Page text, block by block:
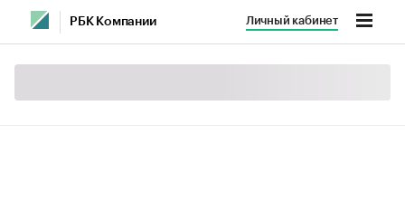
РБК Компании Личный кабинет